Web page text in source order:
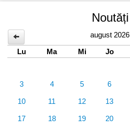
Noutăți
august 2026
Lu
Ma Mi Jo
3 4 5 6
10 11 12 13
17 18 19 20